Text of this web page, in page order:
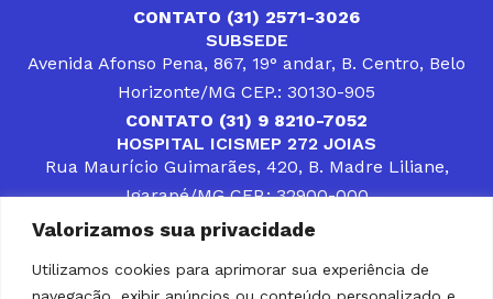
Valorizamos sua privacidade
Utilizamos cookies para aprimorar sua experiência de
navegação, exibir anúncios ou conteúdo personalizado e
CONTATO (31) 2571-3026
SUBSEDE
Avenida Afonso Pena, 867, 19° andar, B. Centro, Belo
Horizonte/MG CEP.: 30130-905
CONTATO (31) 9 8210-7052
HOSPITAL ICISMEP 272 JOIAS
Rua Maurício Guimarães, 420, B. Madre Liliane,
Igarapé/MG CEP.: 32900-000
CONTATOS (31) 3512-4400 ou (31) 9 8309-8660
DESENVOLVER SOLUÇÕES, AÇÕES E SERVIÇOS
PÚBLICOS QUE COMPLEMENTEM A ASSISTÊNCIA À
POPULAÇÃO DA REGIÃO EM QUE ATUA, SENDO